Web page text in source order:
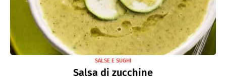
SALSE E SUGHI
Salsa di zucchine